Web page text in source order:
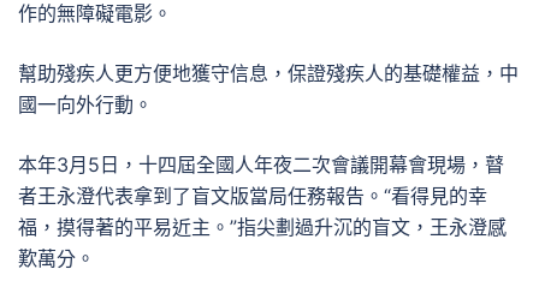
作的無障礙電影。
幫助殘疾人更方便地獲守信息，保證殘疾人的基礎權益，中
國一向外行動。
本年3月5日，十四屆全國人年夜二次會議開幕會現場，瞽
者王永澄代表拿到了盲文版當局任務報告。“看得見的幸
福，摸得著的平易近主。”指尖劃過升沉的盲文，王永澄感
歎萬分。